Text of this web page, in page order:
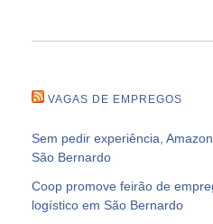
VAGAS DE EMPREGOS
Sem pedir experiência,
São Bernardo
Coop promove feirão de
logístico em São Bernardo